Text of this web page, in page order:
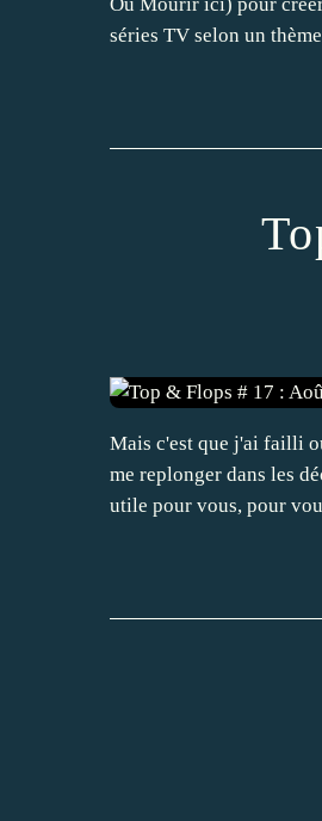
séries TV selon un
Mais c'est que j'ai failli
me replonger dans les
utile pour vous, pour